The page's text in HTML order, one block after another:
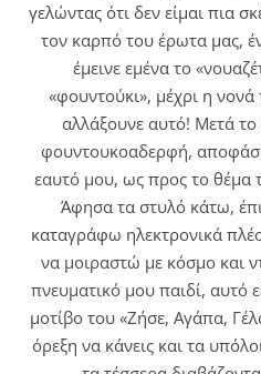
γελώντας ότι δεν είμαι πια
τον καρπό του έρωτα μας,
έμεινε εμένα το
«φουντούκι», μέχρι η
αλλάξουνε αυτό! Μετά το
φουντουκοαδερφή,
εαυτό μου, ως προς το θέμα
Άφησα τα στυλό κάτω,
καταγράφω ηλεκτρονικά
να μοιραστώ με κόσμο και
πνευματικό μου παιδί, αυτό
μοτίβο του «Ζήσε, Αγάπα,
όρεξη να κάνεις και τα